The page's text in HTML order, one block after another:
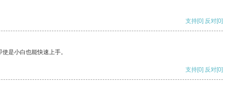
支持[0] 反对[0]
是小白也能快速上手。
支持[0] 反对[0]